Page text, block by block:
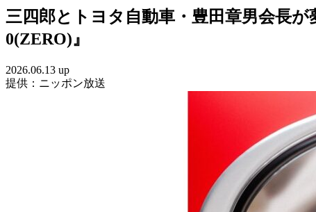
三四郎とトヨタ自動車・豊田章男会長
0(ZERO)』
2026.06.13 up
提供：ニッポン放送